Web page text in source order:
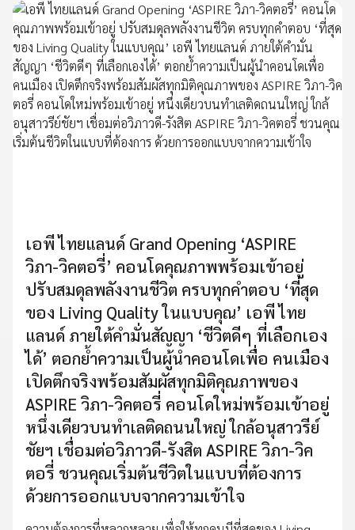
เอพี ไทยแลนด์ Grand Opening ‘ASPIRE
วิภา-วิคตอรี่’ คอนโดคุณภาพพร้อมเข้าอยู่
ปรับสมดุลพลังงานชีวิต ครบทุกคำตอบ ‘ที่สุด
ของ Living Quality ในแบบคุณ’ เอพี ไทย
แลนด์ ภายใต้คำมั่นสัญญา ‘ชีวิตดีๆ ที่เลือกเอง
ได้’ ตอกย้ำความเป็นผู้นำคอนโดเพื่อ คนเมือง
เปิดตึกจริงพร้อมสัมผัสทุกมิติคุณภาพของ
ASPIRE วิภา-วิคตอรี่ คอนโดใหม่พร้อมเข้าอยู่
หนึ่งเดียวบนทำเลติดถนนใหญ่ ใกล้อนุสาวรีย์
ชัยฯ เชื่อมต่อวิภาวดี-รังสิต ASPIRE วิภา-วิค
ตอรี่ ชวนคุณเริ่มต้นชีวิตในแบบที่ต้องการ
ด้วยการออกแบบจากความเข้าใจ